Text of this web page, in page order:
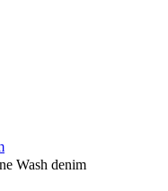
Wash denim